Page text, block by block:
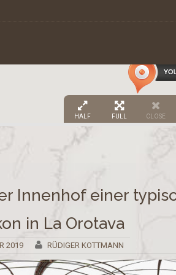
HALF FULL CLOSE
Innenhof einer
in La Orotava
2019 RÜDIGER KOTTMANN